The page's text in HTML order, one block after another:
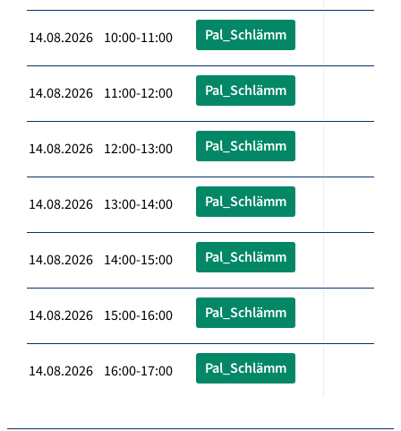
14.08.2026 10:00-11:00 Pal_Schlämm
14.08.2026 11:00-12:00 Pal_Schlämm
14.08.2026 12:00-13:00 Pal_Schlämm
14.08.2026 13:00-14:00 Pal_Schlämm
14.08.2026 14:00-15:00 Pal_Schlämm
14.08.2026 15:00-16:00 Pal_Schlämm
14.08.2026 16:00-17:00 Pal_Schlämm